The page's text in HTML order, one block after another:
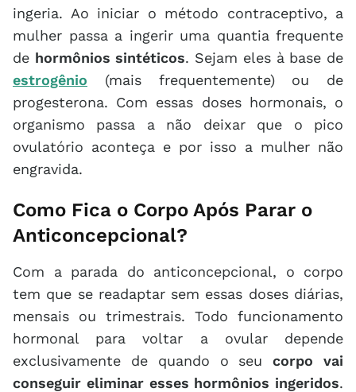
ingeria. Ao iniciar o método contraceptivo, a
mulher passa a ingerir uma quantia frequente
de hormônios sintéticos. Sejam eles à base de
estrogênio (mais frequentemente) ou de
progesterona. Com essas doses hormonais, o
organismo passa a não deixar que o pico
ovulatório aconteça e por isso a mulher não
engravida.
Como Fica o Corpo Após Parar o
Anticoncepcional?
Com a parada do anticoncepcional, o corpo
tem que se readaptar sem essas doses diárias,
mensais ou trimestrais. Todo funcionamento
hormonal para voltar a ovular depende
exclusivamente de quando o seucorpo vai
conseguir eliminar esses hormônios ingeridos.